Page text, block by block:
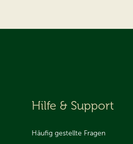
Hilfe & Support
Häufig gestellte Fragen